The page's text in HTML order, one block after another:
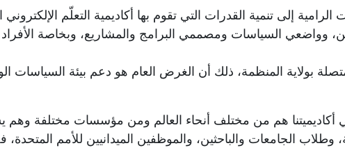
إلى تنمية القدرات التي تقوم بها أكاديمية التعلّم الإلكتروني
وواضعي السياسات ومصممي البرامج والمشاريع، وبخاصة
بولاية المنظمة، ذلك أن الغرض العام هو دعم بيئة السياسات
أكاديميتنا هم من مختلف أنحاء العالم ومن مؤسسات مختلفة وهم
وطلاب الجامعات والباحثين، والموظفين الميدانيين للأمم